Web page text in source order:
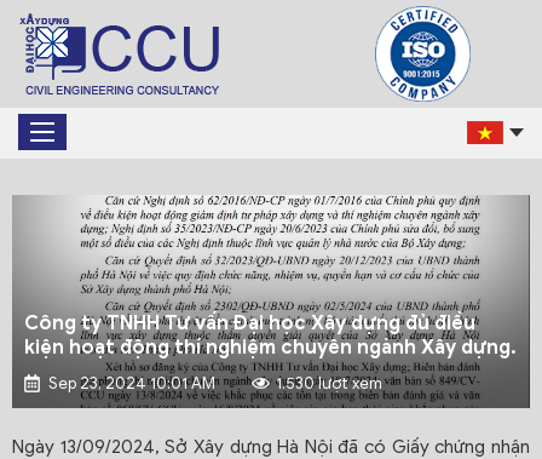
Công ty TNHH Tư vấn Đại học Xây dựng đủ điều
kiện hoạt động thí nghiệm chuyên ngành Xây dựng.
Sep 23, 2024 10:01 AM 1.530 lượt xem
Ngày 13/09/2024, Sở Xây dựng Hà Nội đã có Giấy chứng nhận